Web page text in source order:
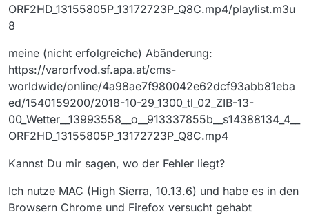
ORF2HD_13155805P_13172723P_Q8C.mp4/playlist.m3u
8
meine (nicht erfolgreiche) Abänderung:
https://varorfvod.sf.apa.at/cms-
worldwide/online/4a98ae7f980042e62dcf93abb81eba
ed/1540159200/2018-10-29_1300_tl_02_ZIB-13-
00_Wetter__13993558__o__913337855b__s14388134_4__
ORF2HD_13155805P_13172723P_Q8C.mp4
Kannst Du mir sagen, wo der Fehler liegt?
Ich nutze MAC (High Sierra, 10.13.6) und habe es in den
Browsern Chrome und Firefox versucht gehabt